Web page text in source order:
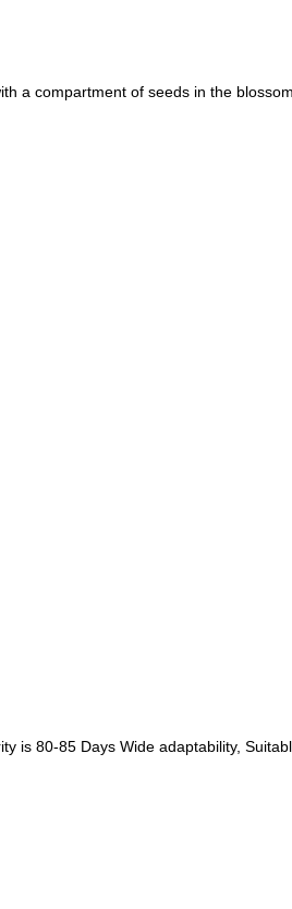
a compartment of seeds in the
is 80-85 Days Wide adaptability,